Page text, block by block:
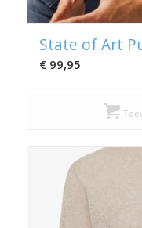
State of Art
€99,95